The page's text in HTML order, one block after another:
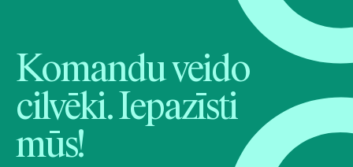
Komandu veido
cilvēki. Iepazīsti
mūs!